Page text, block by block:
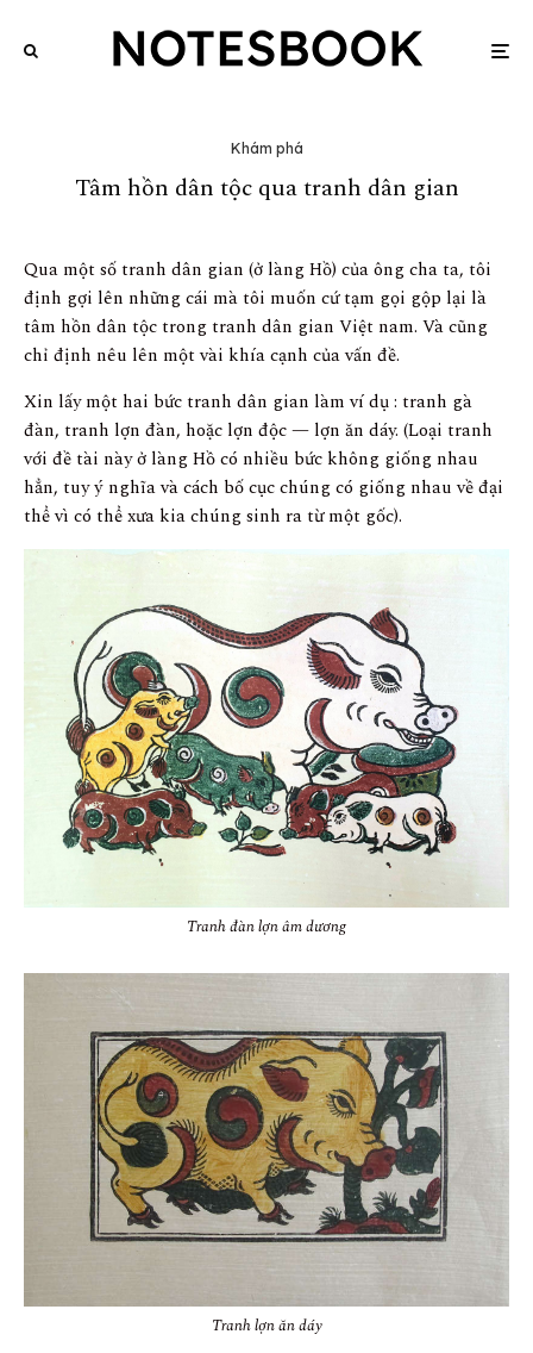
Khám phá
Tâm hồn dân tộc qua tranh dân gian
Qua một số tranh dân gian (ở làng Hồ) của ông cha ta, tôi
định gợi lên những cái mà tôi muốn cứ tạm gọi gộp lại là
tâm hồn dân tộc trong tranh dân gian Việt nam. Và cũng
chỉ định nêu lên một vài khía cạnh của vấn đề.
Xin lấy một hai bức tranh dân gian làm ví dụ : tranh gà
đàn, tranh lợn đàn, hoặc lợn độc — lợn ăn dáy. (Loại tranh
với đề tài này ở làng Hồ có nhiều bức không giống nhau
hẳn, tuy ý nghĩa và cách bố cục chúng có giống nhau về đại
thể vì có thể xưa kia chúng sinh ra từ một gốc).
Tranh đàn lợn âm dương
Tranh lợn ăn dáy